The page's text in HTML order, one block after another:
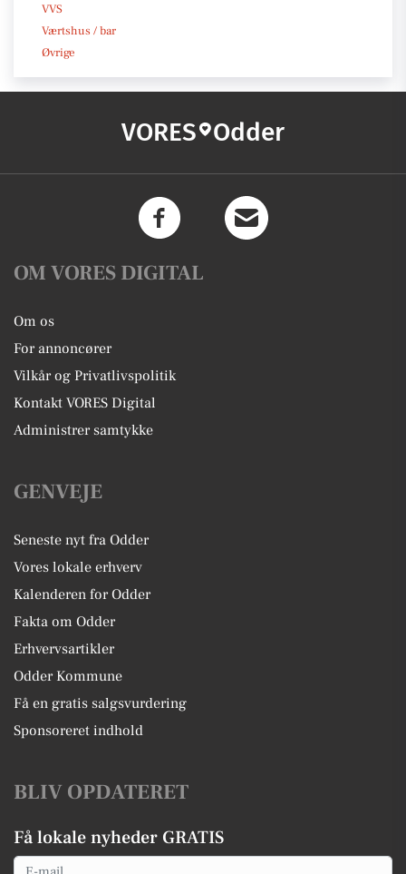
VVS
Værtshus / bar
Øvrige
VORES Odder
OM VORES DIGITAL
Om os
For annoncører
Vilkår og Privatlivspolitik
Kontakt VORES Digital
Administrer samtykke
GENVEJE
Seneste nyt fra Odder
Vores lokale erhverv
Kalenderen for Odder
Fakta om Odder
Erhvervsartikler
Odder Kommune
Få en gratis salgsvurdering
Sponsoreret indhold
BLIV OPDATERET
Få lokale nyheder GRATIS
Email